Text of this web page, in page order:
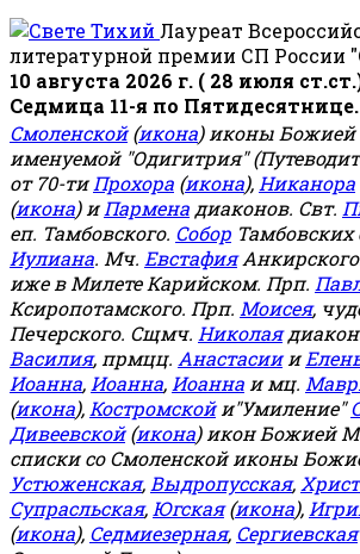
Лауреат
литературной премии СП России
10 августа 2026 г. ( 28 июля
Седмица 11-я по Пятидесятнице.
Смоленской(икона) иконы Божией
именуемой "Одигитрия"
от 70-тиПрохора (икона), Никанора
(икона) иПармена диаконов. Свт.
еп. Тамбовского. Собор
Иулиана. Мч. Евстафия
иже в Милете Карийском. Прп.
Ксиропотамского. Прп. Моисея,
Печерского. Сщмч. Николая
Василия, прмцц. Анастасиии
Иоанна, Иоанна, Иоанна и мц.
(икона), Костромскойи"Умиление"
Дивеевской(икона) икон Божией
списки со Смоленской иконы
Устюженская, Выдропусская,
Супрасльская, Югская(икона),
(икона), Седмиезерная, Сергиевская